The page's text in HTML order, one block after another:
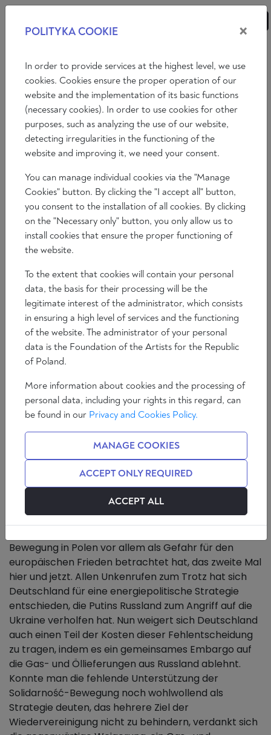
Essays Internationale Politik Wirtschaft
ZEITENWENDE IN DER DEUTSCHEN
OSTMITTELEUROPAPOLITIK?
2022-11-25
Zeit zum Lesen 10 min
In den letzten fünfzig Jahren hat sich Deutschland
zweimal gegen die sicherheitspolitischen Interessen
der Nationen Ostmitteleuropas entschieden.
Zweimal hat es die machtpolitischen Ansprüche
Russlands höher bewertet als die Freiheitsrechte der
Völker in dieser Region.
Bewegung in Polen vor allem als Gefahr für den
europäischen Frieden betrachtet hat, das zweite Mal
hier und jetzt. Allen Unkenrufen zum Trotz hat sich
Deutschland für eine energiepolitische Strategie
entschieden, die Putins Russland zum Angriff auf die
Ukraine verholfen hat. Nun weigert sich Deutschland
auch einen Teil der Kosten dieser Fehlentscheidung
zu tragen, indem es ein gemeinsames Embargo auf
die Gas- und Öllieferungen aus Russland ablehnt.
Konnte man die fehlende Unterstützung der
Solidarność-Bewegung noch wohlwollend als
Strategie deuten, das hehrere Ziel der
Wiedervereinigung nicht zu behindern, verdankt sich
POLITYKA COOKIE ×
In order to provide services at the highest level, we use
cookies. Cookies ensure the proper operation of our
website and the implementation of its basic functions
(necessary cookies). In order to use cookies for other
purposes, such as analyzing the use of our website,
detecting irregularities in the functioning of the
website and improving it, we need your consent.
You can manage individual cookies via the "Manage
Cookies" button. By clicking the "I accept all" button,
you consent to the installation of all cookies. By clicking
on the "Necessary only" button, you only allow us to
install cookies that ensure the proper functioning of
the website.
To the extent that cookies will contain your personal
data, the basis for their processing will be the
legitimate interest of the administrator, which consists
in ensuring a high level of services and the functioning
of the website. The administrator of your personal
data is the Foundation of the Artists for the Republic
of Poland.
More information about cookies and the processing of
personal data, including your rights in this regard, can
be found in our Privacy and Cookies Policy.
MANAGE COOKIES
ACCEPT ONLY REQUIRED
ACCEPT ALL